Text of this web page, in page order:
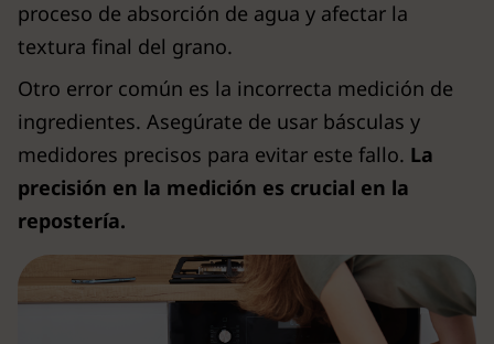
proceso de absorción de agua y afectar la
textura final del grano.
Otro error común es la incorrecta medición de
ingredientes. Asegúrate de usar básculas y
medidores precisos para evitar este fallo. La
precisión en la medición es crucial en la
repostería.